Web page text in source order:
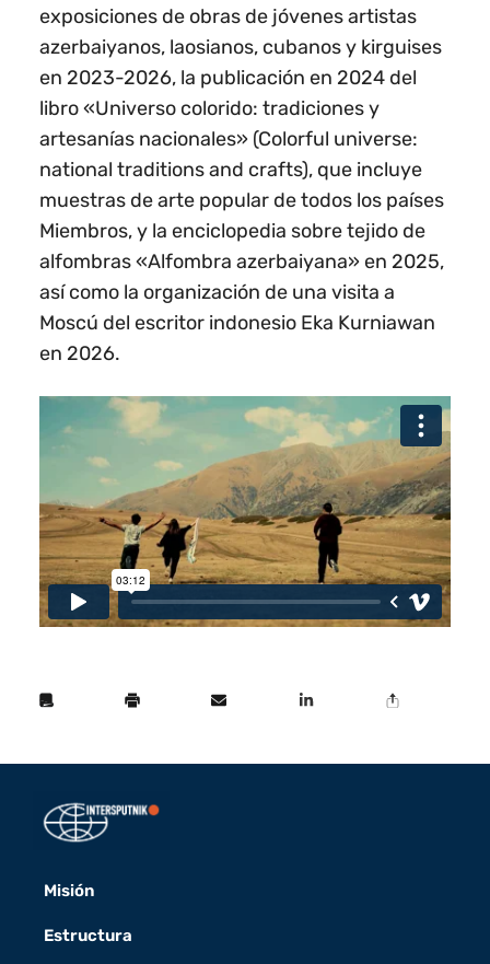
exposiciones de obras de jóvenes artistas
azerbaiyanos, laosianos, cubanos y kirguises
en 2023-2026, la publicación en 2024 del
libro «Universo colorido: tradiciones y
artesanías nacionales» (Colorful universe:
national traditions and crafts), que incluye
muestras de arte popular de todos los países
Miembros, y la enciclopedia sobre tejido de
alfombras «Alfombra azerbaiyana» en 2025,
así como la organización de una visita a
Moscú del escritor indonesio Eka Kurniawan
en 2026.
Misión
Estructura